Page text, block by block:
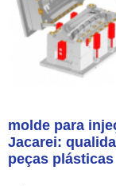
molde para
Jacarei:
peças plásticas